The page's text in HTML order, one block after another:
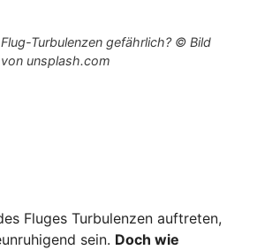
Turbulenzen gefährlich? © Bild
unsplash.com
Fluges Turbulenzen auftreten,
sein. Doch wie